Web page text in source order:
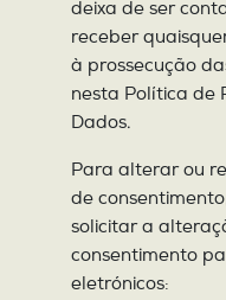
deixa de ser
receber
à prossecução
nesta Política de
Dados.
Para alterar ou
de
solicitar a
consentimento
eletrónicos: